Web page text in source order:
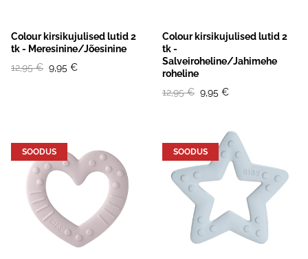
Colour kirsikujulised lutid 2
tk - Meresinine/Jõesinine
12,95 € 9,95 €
Colour kirsikujulised lutid 2
tk -
Salveiroheline/Jahimehe
roheline
12,95 € 9,95 €
SOODUS SOODUS